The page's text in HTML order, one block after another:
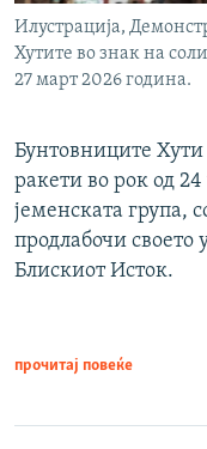
Илустрација,
Хутите во знак на
27 март 2026 година.
Бунтовниците Хути
ракети во рок од
јеменската група,
продлабочи своето
Блискиот Исток.
прочитај повеќе